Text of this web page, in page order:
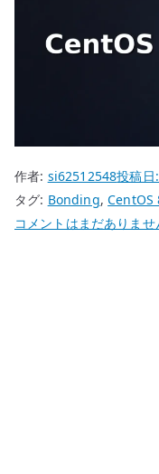
作者: si62512548投稿
タグ: Bonding,CentOS
CentOS
コメントはまだありませ